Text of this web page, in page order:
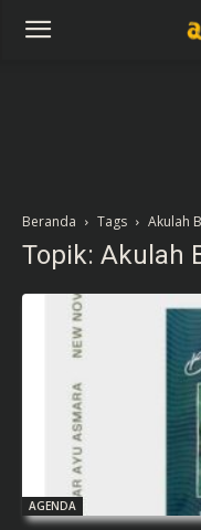
Beranda Tags Akulah
Topik: Akulah
AGENDA